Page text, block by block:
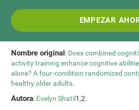
EMPEZAR
Nombre original: Does combined
activity training enhance cognitive
alone? A four-condition randomized
healthy older adults.
Autora: Evelyn Shatil 1,2.